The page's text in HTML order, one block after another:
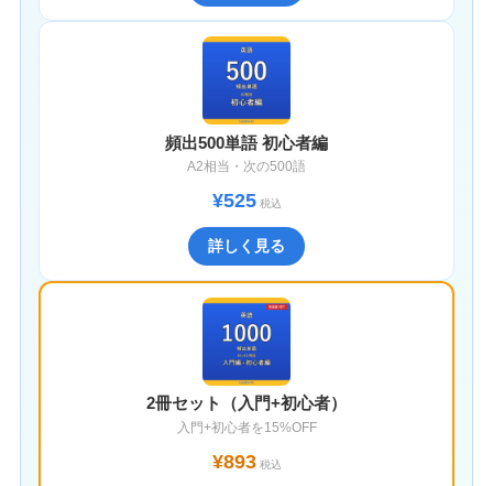
頻出500単語 初心者編
A2相当・次の500語
¥525税込
詳しく見る
2冊セット（入門+初心者）
入門+初心者を15%OFF
¥893税込